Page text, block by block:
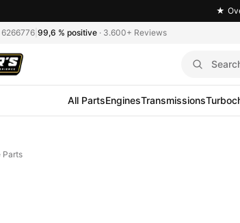
★
99,6 % positive · 3.600+ Reviews
All PartsEnginesTransmissions
Parts